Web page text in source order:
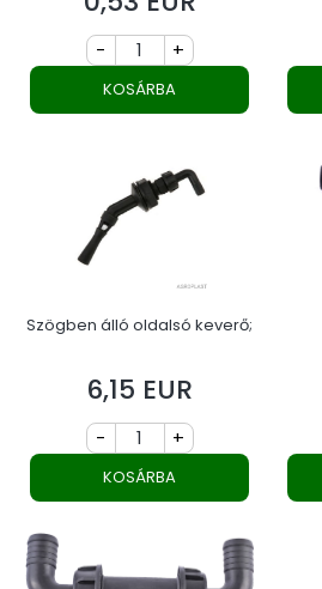
- +
KOSÁRBA
Szögben álló oldalsó keverő;
Ár
6,15 EUR
- +
KOSÁRBA